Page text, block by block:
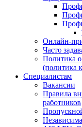
Онлайн-
Часто
Политика
(политика
Специалистам
Вакансии
Правила
работников